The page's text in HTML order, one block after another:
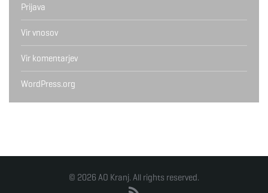
Prijava
Vir vnosov
Vir komentarjev
WordPress.org
© 2026 AO Kranj. All rights reserved.